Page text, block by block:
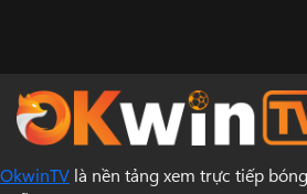
OkwinTV là nền tảng xem trực tiếp